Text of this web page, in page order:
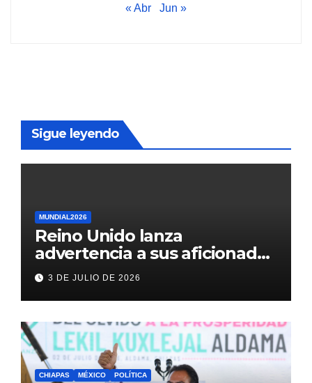
« Abr Jun »
Sigue leyendo
MUNDIAL2026
Reino Unido lanza
advertencia a sus aficionados
antes del México vs
Inglaterra en el Mundial 2026
3 DE JULIO DE 2026
CHIAPAS MÉXICO POLÍTICA